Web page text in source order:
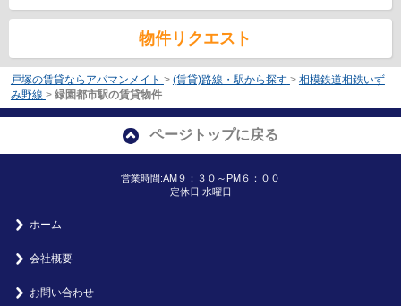
物件リクエスト
戸塚の賃貸ならアパマンメイト > (賃貸)路線・駅から探す > 相模鉄道相鉄いず
み野線 > 緑園都市駅の賃貸物件
ページトップに戻る
営業時間:AM９：３０～PM６：００
定休日:水曜日
ホーム
会社概要
お問い合わせ